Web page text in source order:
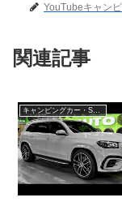
YouTubeキャン
関連記事